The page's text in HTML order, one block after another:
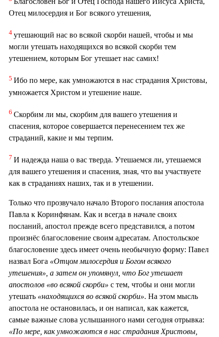
Отец милосердия и Бог всякого утешения,
4 утешающий нас во всякой скорби нашей, чтобы и мы
могли утешать находящихся во всякой скорби тем
утешением, которым Бог утешает нас самих!
5 Ибо по мере, как умножаются в нас страдания Христовы,
умножается Христом и утешение наше.
6 Скорбим ли мы, скорбим для вашего утешения и
спасения, которое совершается перенесением тех же
страданий, какие и мы терпим.
7 И надежда наша о вас тверда. Утешаемся ли, утешаемся
для вашего утешения и спасения, зная, что вы участвуете
как в страданиях наших, так и в утешении.
Только что прозвучало начало Второго послания апостола
Павла к Коринфянам. Как и всегда в начале своих
посланий, апостол прежде всего представился, а потом
произнёс благословение своим адресатам. Апостольское
благословение здесь имеет очень необычную форму: Павел
назвал Бога «Отцом милосердия и Богом всякого
утешения», а затем он упомянул, что Бог утешает
апостолов «во всякой скорби» с тем, чтобы и они могли
утешать «находящихся во всякой скорби». На этом мысль
апостола не остановилась, и он написал, как кажется,
самые важные слова услышанного нами сегодня отрывка:
«По мере, как умножаются в нас страдания Христовы,